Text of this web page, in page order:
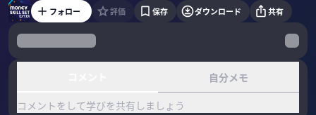
フォロー 評価 保存 ダウンロード 共有
自分メモ
コメントをして学びを共有しましょう